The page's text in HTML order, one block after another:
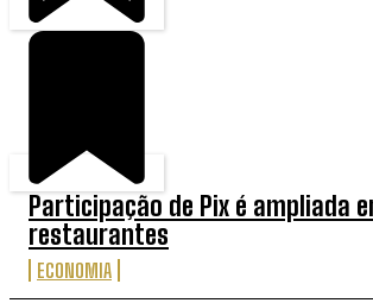
Participação de Pix é ampliada
restaurantes
ECONOMIA